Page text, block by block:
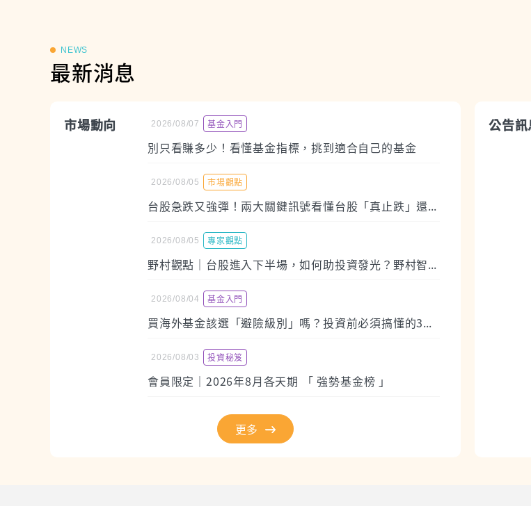
NEWS
最新消息
市場動向 2026/08/07 基金入門
別只看賺多少！看懂基金指標，挑到適合自己的基金
2026/08/05 市場觀點
台股急跌又強彈！兩大關鍵訊號看懂台股「真止跌」還是「假反彈」
2026/08/05 專家觀點
野村觀點｜台股進入下半場，如何助投資發光？野村智慧優選主動挑好股
2026/08/04 基金入門
買海外基金該選「避險級別」嗎？投資前必須搞懂的3個關鍵與隱藏成本
2026/08/03 投資秘笈
會員限定｜2026年8月各天期 「 強勢基金榜 」
更多
公告訊